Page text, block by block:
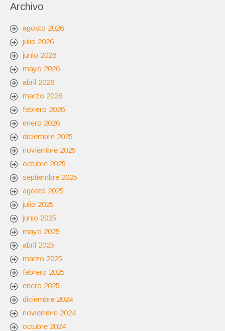
Archivo
agosto 2026
julio 2026
junio 2026
mayo 2026
abril 2026
marzo 2026
febrero 2026
enero 2026
diciembre 2025
noviembre 2025
octubre 2025
septiembre 2025
agosto 2025
julio 2025
junio 2025
mayo 2025
abril 2025
marzo 2025
febrero 2025
enero 2025
diciembre 2024
noviembre 2024
octubre 2024